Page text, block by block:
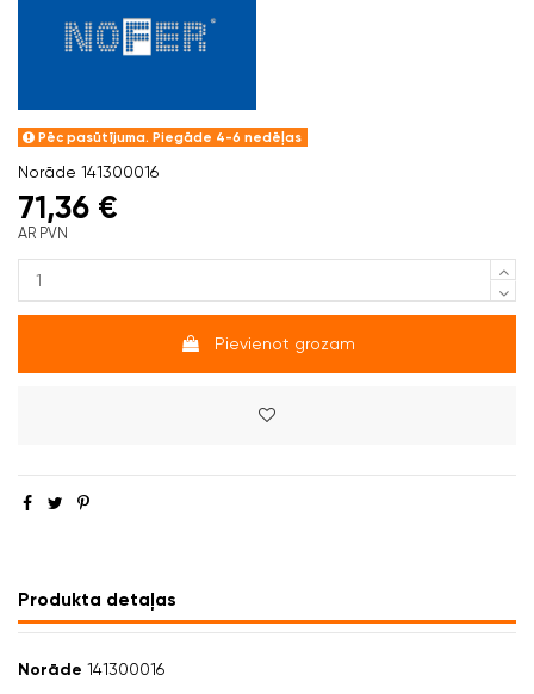
Pēc pasūtījuma. Piegāde 4-6 nedēļas
Norāde 141300016
71,36 €
AR PVN
Pievienot grozam
Produkta detaļas
Norāde 141300016